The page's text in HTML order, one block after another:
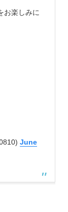
お楽しみに
June